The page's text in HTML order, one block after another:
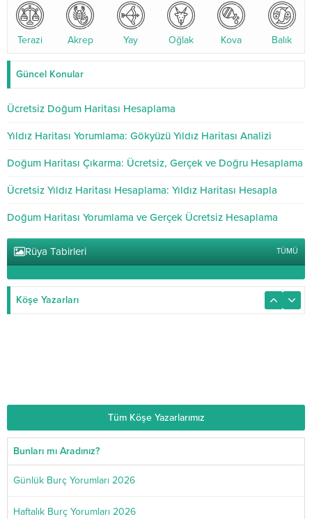
Terazi Akrep Yay Oğlak Kova Balık
Güncel Konular
Ücretsiz Doğum Haritası Hesaplama
Yıldız Haritası Yorumlama: Gökyüzü Yıldız Haritası Analizi
Doğum Haritası Çıkarma: Ücretsiz, Gerçek ve Doğru Hesaplama
Ücretsiz Yıldız Haritası Hesaplama: Yıldız Haritası Hesapla
Doğum Haritası Yorumlama ve Gerçek Ücretsiz Hesaplama
Rüya Tabirleri TÜMÜ
Köşe Yazarları
Tüm Köşe Yazarlarımız
Bunları mı Aradınız?
Günlük Burç Yorumları 2026
Haftalık Burç Yorumları 2026